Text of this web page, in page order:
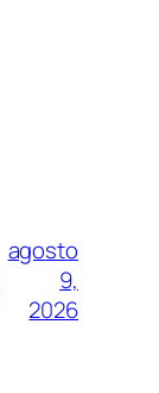
agosto
9,
2026